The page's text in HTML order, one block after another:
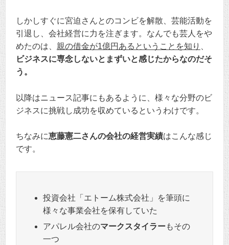
しかしすぐに宮迫さんとのコンビを解散、芸能活動を
引退し、会社経営に力を注ぎます。なんでも芸人をや
めたのは、 親の借金が1億円あるということを知り
ビジネスに専念しないとまずいと感じたからなのだそ
う。
以降はニュース記事にもあるように、様々な分野のビ
ジネスに挑戦し成功を収めているというわけです。
ちなみに恵藤憲二さんの会社の経営実績はこんな感じ
です。
投資会社「エトーム株式会社」を筆頭に
様々な事業会社を保有していた
アパレル会社のマークスタイラーもその
一つ